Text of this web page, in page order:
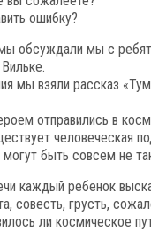
ошибку?
обсуждали мы с
мы взяли рассказ
отправились в
человеческая
быть совсем не
каждый ребенок
совесть, грусть,
ли космическое